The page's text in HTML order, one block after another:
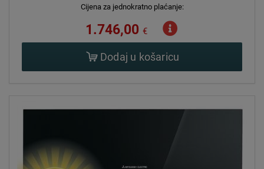
Cijena za jednokratno plaćanje:
1.746,00 €
Dodaj u košaricu